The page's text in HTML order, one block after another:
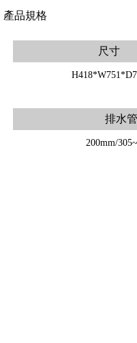
產品規格
尺寸
排水
200mm/